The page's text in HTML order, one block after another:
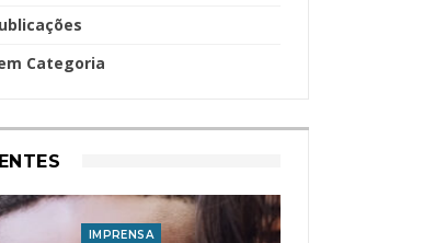
Categoria
IMPRENSA